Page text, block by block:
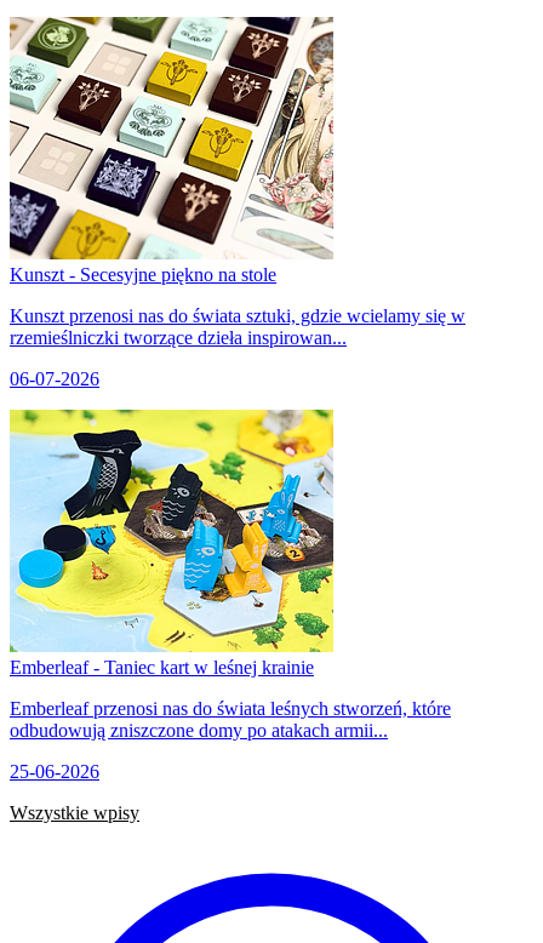
Kunszt - Secesyjne piękno na stole
Kunszt przenosi nas do świata sztuki, gdzie wcielamy się w
rzemieślniczki tworzące dzieła inspirowan...
06-07-2026
Emberleaf - Taniec kart w leśnej krainie
Emberleaf przenosi nas do świata leśnych stworzeń, które
odbudowują zniszczone domy po atakach armii...
25-06-2026
Wszystkie wpisy